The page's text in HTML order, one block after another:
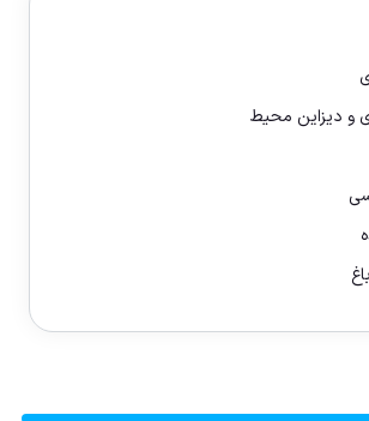
و دیزاین محیط